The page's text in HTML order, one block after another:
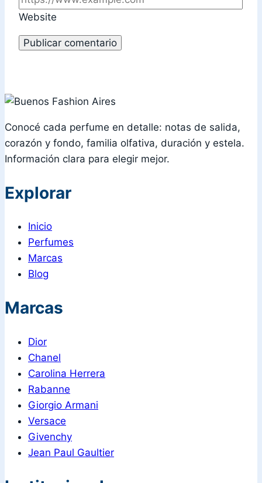
Website
Conocé cada perfume en detalle: notas de salida,
corazón y fondo, familia olfativa, duración y estela.
Información clara para elegir mejor.
Explorar
Inicio
Perfumes
Marcas
Blog
Marcas
Dior
Chanel
Carolina Herrera
Rabanne
Giorgio Armani
Versace
Givenchy
Jean Paul Gaultier